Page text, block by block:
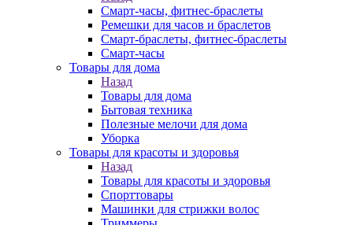
Смарт-часы, фитнес-браслеты
Ремешки для часов и браслетов
Смарт-браслеты, фитнес-браслеты
Смарт-часы
Товары для дома
Назад
Товары для дома
Бытовая техника
Полезные мелочи для дома
Уборка
Товары для красоты и здоровья
Назад
Товары для красоты и здоровья
Спорттовары
Машинки для стрижки волос